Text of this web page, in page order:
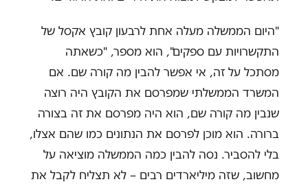
"היום הממשלה מעלה אחת לרבעון קובץ אקסל של
התקשרויות עם ספקים", הוא מספר, "כשאתה
מסתכל על זה, אי אפשר להבין מה קורה שם. אם
המשרד הממשלתי שמפרסם את הקובץ היה רוצה
שנבין מה קורה שם, הוא היה מפרסם את זה בצורה
ברורה. הוא מוכן לפרסם את הנתונים כמו שהם אצלו,
בלי להסביר. נסה להבין כמה הממשלה מוציאה על
מחשוב, שזה מיליארדים רבים – לא תצליח לקבל את